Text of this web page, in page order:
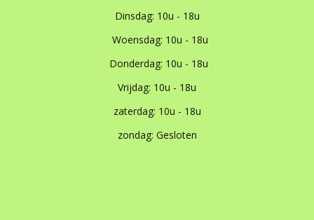
Dinsdag: 10u - 18u
Woensdag: 10u - 18u
Donderdag: 10u - 18u
Vrijdag: 10u - 18u
zaterdag: 10u - 18u
zondag: Gesloten